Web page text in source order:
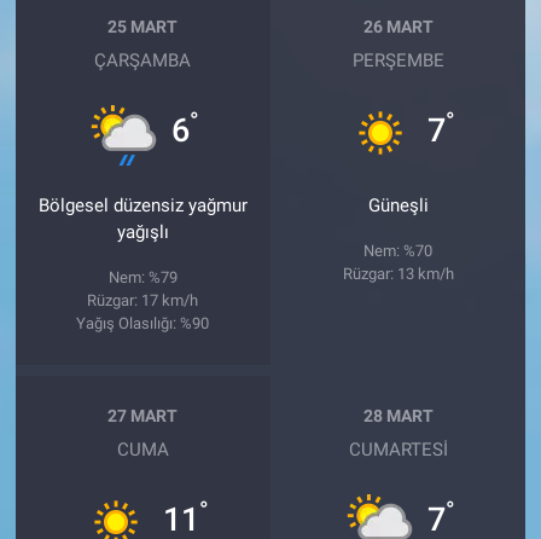
25 MART
ÇARŞAMBA
6°
Bölgesel düzensiz yağmur
yağışlı
Nem: %79
Rüzgar: 17 km/h
Yağış Olasılığı: %90
26 MART
PERŞEMBE
7°
Güneşli
Nem: %70
Rüzgar: 13 km/h
27 MART
CUMA
11 °
28 MART
CUMARTESI
7°